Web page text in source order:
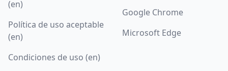
(en)
Política de uso aceptable
(en)
Condiciones de uso (en)
Google Chrome
Microsoft Edge